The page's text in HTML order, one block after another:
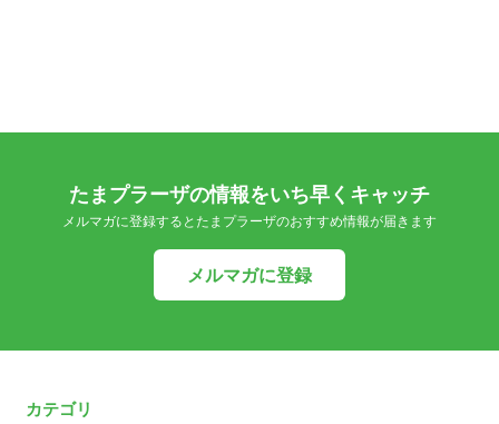
たまプラーザの情報をいち早くキャッチ
メルマガに登録するとたまプラーザのおすすめ情報が届きます
メルマガに登録
カテゴリ